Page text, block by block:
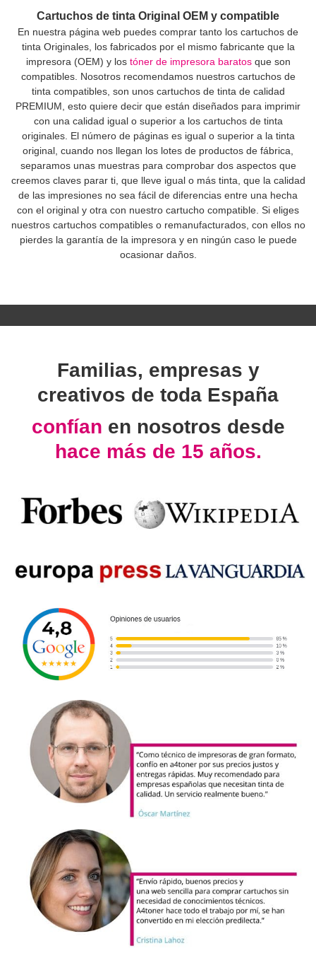
Cartuchos de tinta Original OEM y compatible
En nuestra página web puedes comprar tanto los cartuchos de
tinta Originales, los fabricados por el mismo fabricante que la
impresora (OEM) y los tóner de impresora baratosque son
compatibles. Nosotros recomendamos nuestros cartuchos de
tinta compatibles, son unos cartuchos de tinta de calidad
PREMIUM, esto quiere decir que están diseñados para imprimir
con una calidad igual o superior a los cartuchos de tinta
originales. El número de páginas es igual o superior a la tinta
original, cuando nos llegan los lotes de productos de fábrica,
separamos unas muestras para comprobar dos aspectos que
creemos claves parar ti, que lleve igual o más tinta, que la calidad
de las impresiones no sea fácil de diferencias entre una hecha
con el original y otra con nuestro cartucho compatible. Si eliges
nuestros cartuchos compatibles o remanufacturados, con ellos no
pierdes la garantía de la impresora y en ningún caso le puede
ocasionar daños.
Familias, empresas y
creativos de toda España
confían en nosotros desde
hace más de 15 años.